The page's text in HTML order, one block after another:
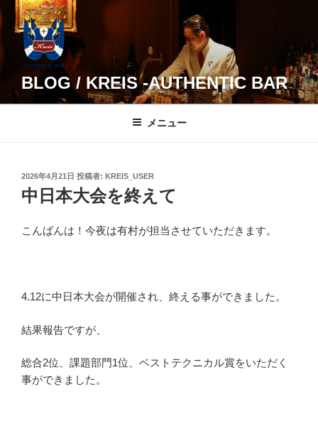
コ
BLOG / KREIS -AUTHENTIC BAR
メニュー
投
日:
2026年4月21日 投稿者: KREIS_USER
中日本大会を終えて
こんばんは！今夜は有村が担当させていただきます。
4.12に中日本大会が開催され、終える事ができました。
結果報告ですが、
総合2位、課題部門1位、ベストテクニカル賞をいただく
事ができました。